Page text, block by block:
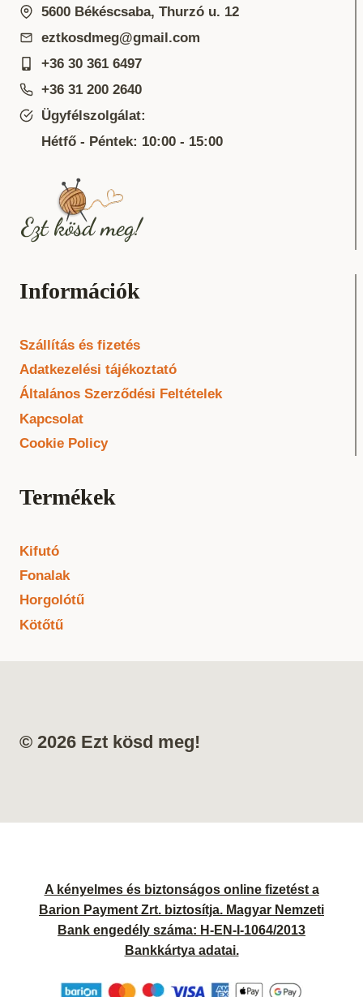
5600 Békéscsaba, Thurzó u. 12
eztkosdmeg@gmail.com
+36 30 361 6497
+36 31 200 2640
Ügyfélszolgálat:
Hétfő - Péntek: 10:00 - 15:00
Információk
Szállítás és fizetés
Adatkezelési tájékoztató
Általános Szerződési Feltételek
Kapcsolat
Cookie Policy
Termékek
Kifutó
Fonalak
Horgolótű
Kötőtű
© 2026 Ezt kösd meg!
A kényelmes és biztonságos online fizetést a
Barion Payment Zrt. biztosítja. Magyar Nemzeti
Bank engedély száma: H-EN-I-1064/2013
Bankkártya adatai.